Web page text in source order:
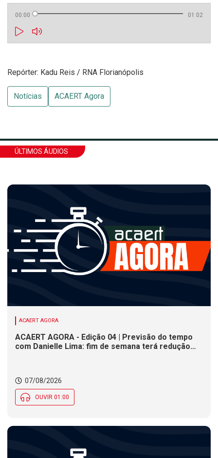
00:00 01:02
Repórter: Kadu Reis / RNA Florianópolis
Notícias ACAERT Agora
ÚLTIMOS ÁUDIOS
ACAERT AGORA
ACAERT AGORA - Edição 04 | Previsão do tempo
com Danielle Lima: fim de semana terá redução
07/08/2026
OUVIR 01:00